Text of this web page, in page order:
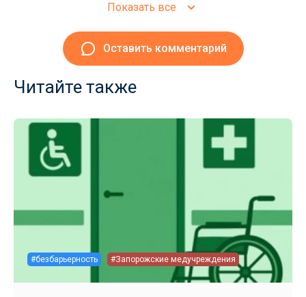
Показать все
Оставить комментарий
Читайте также
#безбарьерность #Запорожские медучреждения